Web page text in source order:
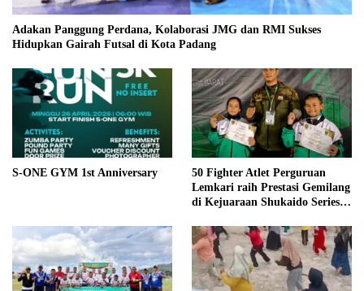
Adakan Panggung Perdana, Kolaborasi JMG dan RMI Sukses
Hidupkan Gairah Futsal di Kota Padang
S-ONE GYM 1st Anniversary
50 Fighter Atlet Perguruan
Lemkari raih Prestasi Gemilang
di Kejuaraan Shukaido Series 1